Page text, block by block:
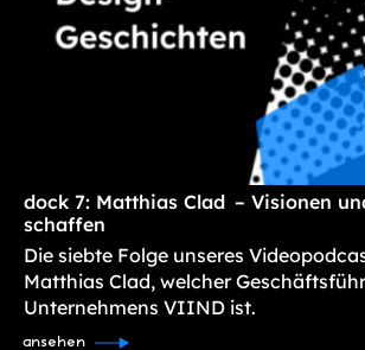
dock 7: Matthias Clad – Visionen
schaffen
Die siebte Folge unseres
Matthias Clad, welcher
Unternehmens VIIND ist.
ansehen